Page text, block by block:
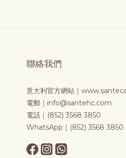
聯絡我們
意大利官方網站｜
電郵｜info@santehc.com
電話｜(852) 3568 3850
WhatsApp｜(852) 3568 3850